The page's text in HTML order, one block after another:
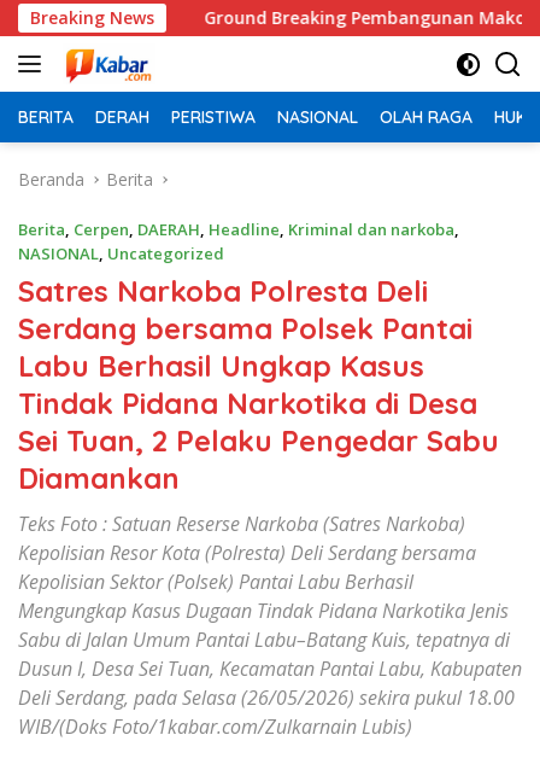
Langsung
ke
konten
Breaking NewsGround Breaking Pembangunan Mako Polres
BERITA DERAH PERISTIWA NASIONAL OLAH RAGA
Beranda Berita
Berita, Cerpen, DAERAH, Headline, Kriminal dan narkoba,
NASIONAL, Uncategorized
Satres Narkoba Polresta Deli
Serdang bersama Polsek Pantai
Labu Berhasil Ungkap Kasus
Tindak Pidana Narkotika di Desa
Sei Tuan, 2 Pelaku Pengedar Sabu
Diamankan
Teks Foto : Satuan Reserse Narkoba (Satres Narkoba)
Kepolisian Resor Kota (Polresta) Deli Serdang bersama
Kepolisian Sektor (Polsek) Pantai Labu Berhasil
Mengungkap Kasus Dugaan Tindak Pidana Narkotika Jenis
Sabu di Jalan Umum Pantai Labu–Batang Kuis, tepatnya di
Dusun I, Desa Sei Tuan, Kecamatan Pantai Labu, Kabupaten
Deli Serdang, pada Selasa (26/05/2026) sekira pukul 18.00
WIB/(Doks Foto/1kabar.com/Zulkarnain Lubis)